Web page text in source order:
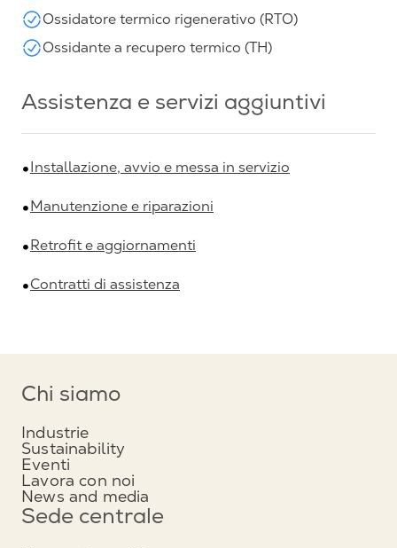
Ossidatore termico rigenerativo (RTO)
Ossidante a recupero termico (TH)
Assistenza e servizi aggiuntivi
Installazione, avvio e messa in servizio
Manutenzione e riparazioni
Retrofit e aggiornamenti
Contratti di assistenza
Chi siamo
Industrie
Sustainability
Eventi
Lavora con noi
News and media
Sede centrale